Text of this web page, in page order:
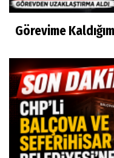
Görevime